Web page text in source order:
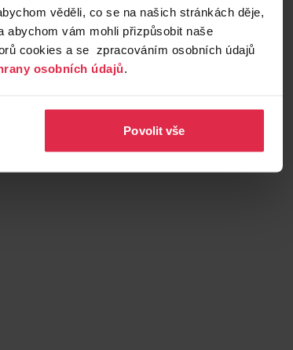
věděli, co se na našich stránkách děje,
abychom vám mohli přizpůsobit naše
cookies a se zpracováním osobních údajů
osobních údajů.
Povolit vše